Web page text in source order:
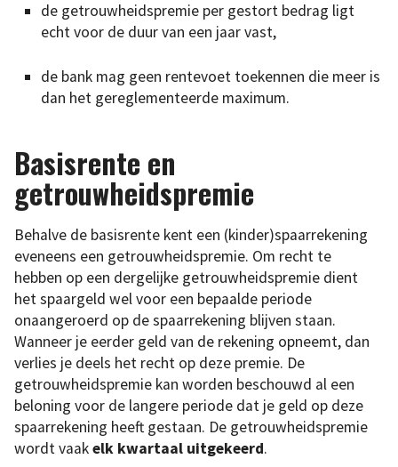
de getrouwheidspremie per gestort bedrag ligt
echt voor de duur van een jaar vast,
de bank mag geen rentevoet toekennen die meer is
dan het gereglementeerde maximum.
Basisrente en
getrouwheidspremie
Behalve de basisrente kent een (kinder)spaarrekening
eveneens een getrouwheidspremie. Om recht te
hebben op een dergelijke getrouwheidspremie dient
het spaargeld wel voor een bepaalde periode
onaangeroerd op de spaarrekening blijven staan.
Wanneer je eerder geld van de rekening opneemt, dan
verlies je deels het recht op deze premie. De
getrouwheidspremie kan worden beschouwd al een
beloning voor de langere periode dat je geld op deze
spaarrekening heeft gestaan. De getrouwheidspremie
wordt vaakelk kwartaal uitgekeerd.